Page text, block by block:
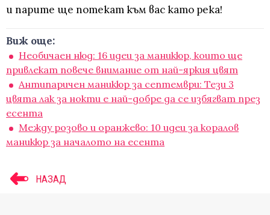
и парите ще потекат към вас като река!
Виж още:
Необичаен нюд: 16 идеи за маникюр, които ще
привлекат повече внимание от най-яркия цвят
Антипаричен маникюр за септември: Тези 3
цвята лак за нокти е най-добре да се избягват през
есента
Между розово и оранжево: 10 идеи за коралов
маникюр за началото на есента
НАЗАД